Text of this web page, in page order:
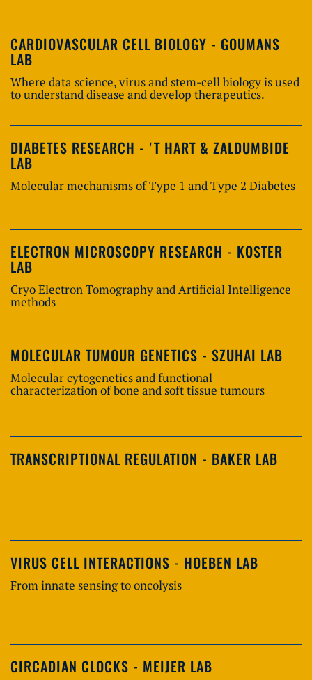
CARDIOVASCULAR CELL BIOLOGY - GOUMANS
LAB
Where data science, virus and stem-cell biology is used
to understand disease and develop therapeutics.
DIABETES RESEARCH - 'T HART & ZALDUMBIDE
LAB
Molecular mechanisms of Type 1 and Type 2 Diabetes
ELECTRON MICROSCOPY RESEARCH - KOSTER
LAB
Cryo Electron Tomography and Artificial Intelligence
methods
MOLECULAR TUMOUR GENETICS - SZUHAI LAB
Molecular cytogenetics and functional
characterization of bone and soft tissue tumours
TRANSCRIPTIONAL REGULATION - BAKER LAB
VIRUS CELL INTERACTIONS - HOEBEN LAB
From innate sensing to oncolysis
CIRCADIAN CLOCKS - MEIJER LAB